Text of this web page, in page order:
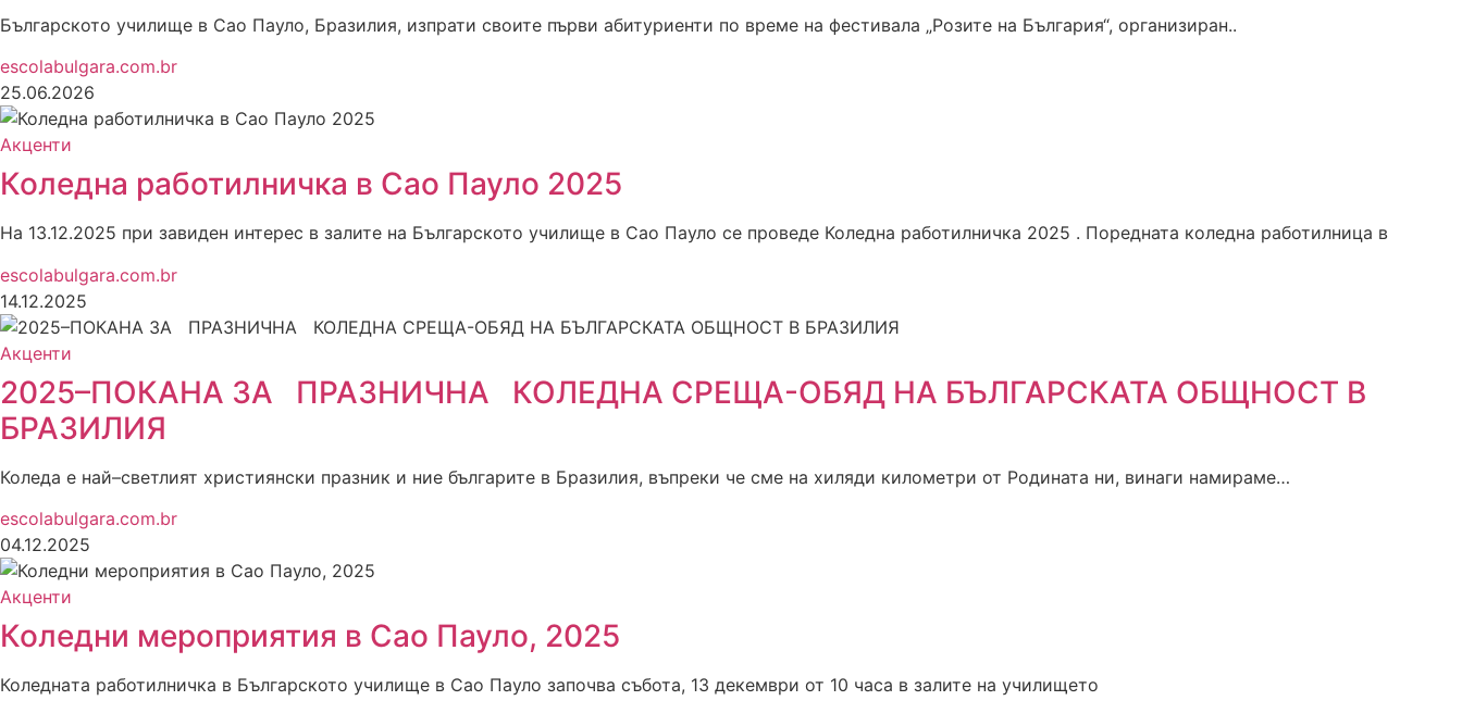
Българското училище в Сао Пауло, Бразилия, изпрати своите първи абитуриенти по време на фестивала „Розите на България“, организиран..
escolabulgara.com.br
25.06.2026
Акценти
Коледна работилничка в Сао Пауло 2025
На 13.12.2025 при завиден интерес в залите на Българското училище в Сао Пауло се проведе Коледна работилничка 2025 . Поредната коледна работилница в
escolabulgara.com.br
14.12.2025
Акценти
2025–ПОКАНА ЗА ПРАЗНИЧНА КОЛЕДНА СРЕЩА-ОБЯД НА БЪЛГАРСКАТА ОБЩНОСТ В
БРАЗИЛИЯ
Коледа е най–светлият християнски празник и ние българите в Бразилия, въпреки че сме на хиляди километри от Родината ни, винаги намираме…
escolabulgara.com.br
04.12.2025
Акценти
Коледни мероприятия в Сао Пауло, 2025
Коледнaта работилничкa в Българското училище в Сао Пауло започва събота, 13 декември от 10 часа в залите на училището